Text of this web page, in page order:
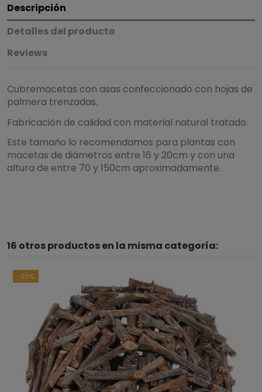
Descripción
Detalles del producto
Reviews
Cubremacetas con asas confeccionado con hojas de
palmera trenzadas.
Fabricación de calidad con material natural tratado.
Este tamaño lo recomendamos para plantas con
macetas de diámetros entre 16 y 20cm y con una
altura de entre 70 y 150cm aproximadamente.
16 otros productos en la misma categoría:
-20%